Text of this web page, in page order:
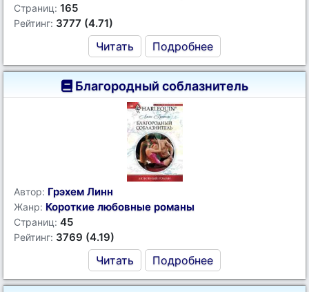
Страниц: 165
Рейтинг: 3777 (4.71)
Читать Подробнее
Благородный соблазнитель
Автор: Грэхем Линн
Жанр: Короткие любовные романы
Страниц: 45
Рейтинг: 3769 (4.19)
Читать Подробнее